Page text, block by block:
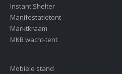
Instant Shelter
Manifestatietent
Marktkraam
MKB wacht-tent
Mobiele stand